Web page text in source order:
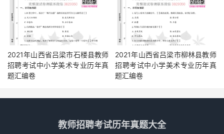
2021年山西省吕梁市石楼县教师
招聘考试中小学美术专业历年真
题汇编卷
2021年山西省吕梁市柳林县教师
招聘考试中小学美术专业历年真
题汇编卷
教师招聘考试历年真题大全